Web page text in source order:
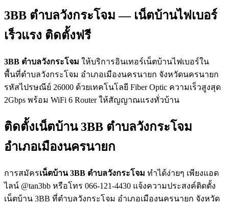
3BB ตำบลวังกระโจม — เน็ตบ้านไฟเบอร์
เร็วแรง ติดตั้งฟรี
3BB ตำบลวังกระโจม ให้บริการอินเทอร์เน็ตบ้านไฟเบอร์ใน
พื้นที่ตำบลวังกระโจม อำเภอเมืองนครนายก จังหวัดนครนายก
รหัสไปรษณีย์ 26000 ด้วยเทคโนโลยี Fiber Optic ความเร็วสูงสุด
2Gbps พร้อม WiFi 6 Router ให้สัญญาณแรงทั่วบ้าน
ติดตั้งเน็ตบ้าน 3BB ตำบลวังกระโจม
อำเภอเมืองนครนายก
การสมัครเน็ตบ้าน 3BB ตำบลวังกระโจม ทำได้ง่ายๆ เพียงแอด
ไลน์ @tan3bb หรือโทร 066-121-4430 แจ้งความประสงค์ติดตั้ง
เน็ตบ้าน 3BB ที่ตำบลวังกระโจม อำเภอเมืองนครนายก จังหวัด